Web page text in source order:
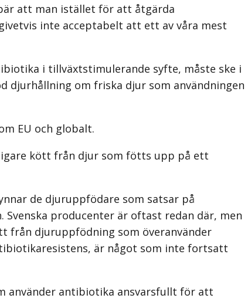
att man istället för att åtgärda
inte acceptabelt att ett av våra mest
i tillväxtstimulerande syfte, måste ske i
djurhållning om friska djur som användningen
EU och globalt.
kött från djur som fötts upp på ett
de djuruppfödare som satsar på
producenter är oftast redan där, men
från djuruppfödning som överanvänder
är något som inte fortsatt
använder antibiotika ansvarsfullt för att